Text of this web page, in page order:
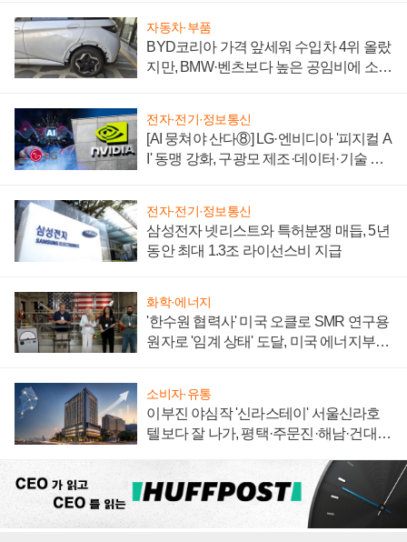
자동차·부품
BYD코리아 가격 앞세워 수입차 4위 올랐
지만, BMW·벤츠보다 높은 공임비에 소비
전자·전기·정보통신
[AI 뭉쳐야 산다⑧] LG·엔비디아 '피지컬 A
I' 동맹 강화, 구광모 제조·데이터·기술 결
전자·전기·정보통신
삼성전자 넷리스트와 특허분쟁 매듭, 5년
동안 최대 1.3조 라이선스비 지급
화학·에너지
'한수원 협력사' 미국 오클로 SMR 연구용
원자로 '임계 상태' 도달, 미국 에너지부
소비자·유통
이부진 야심작 '신라스테이' 서울신라호
텔보다 잘 나가, 평택·주문진·해남·건대로